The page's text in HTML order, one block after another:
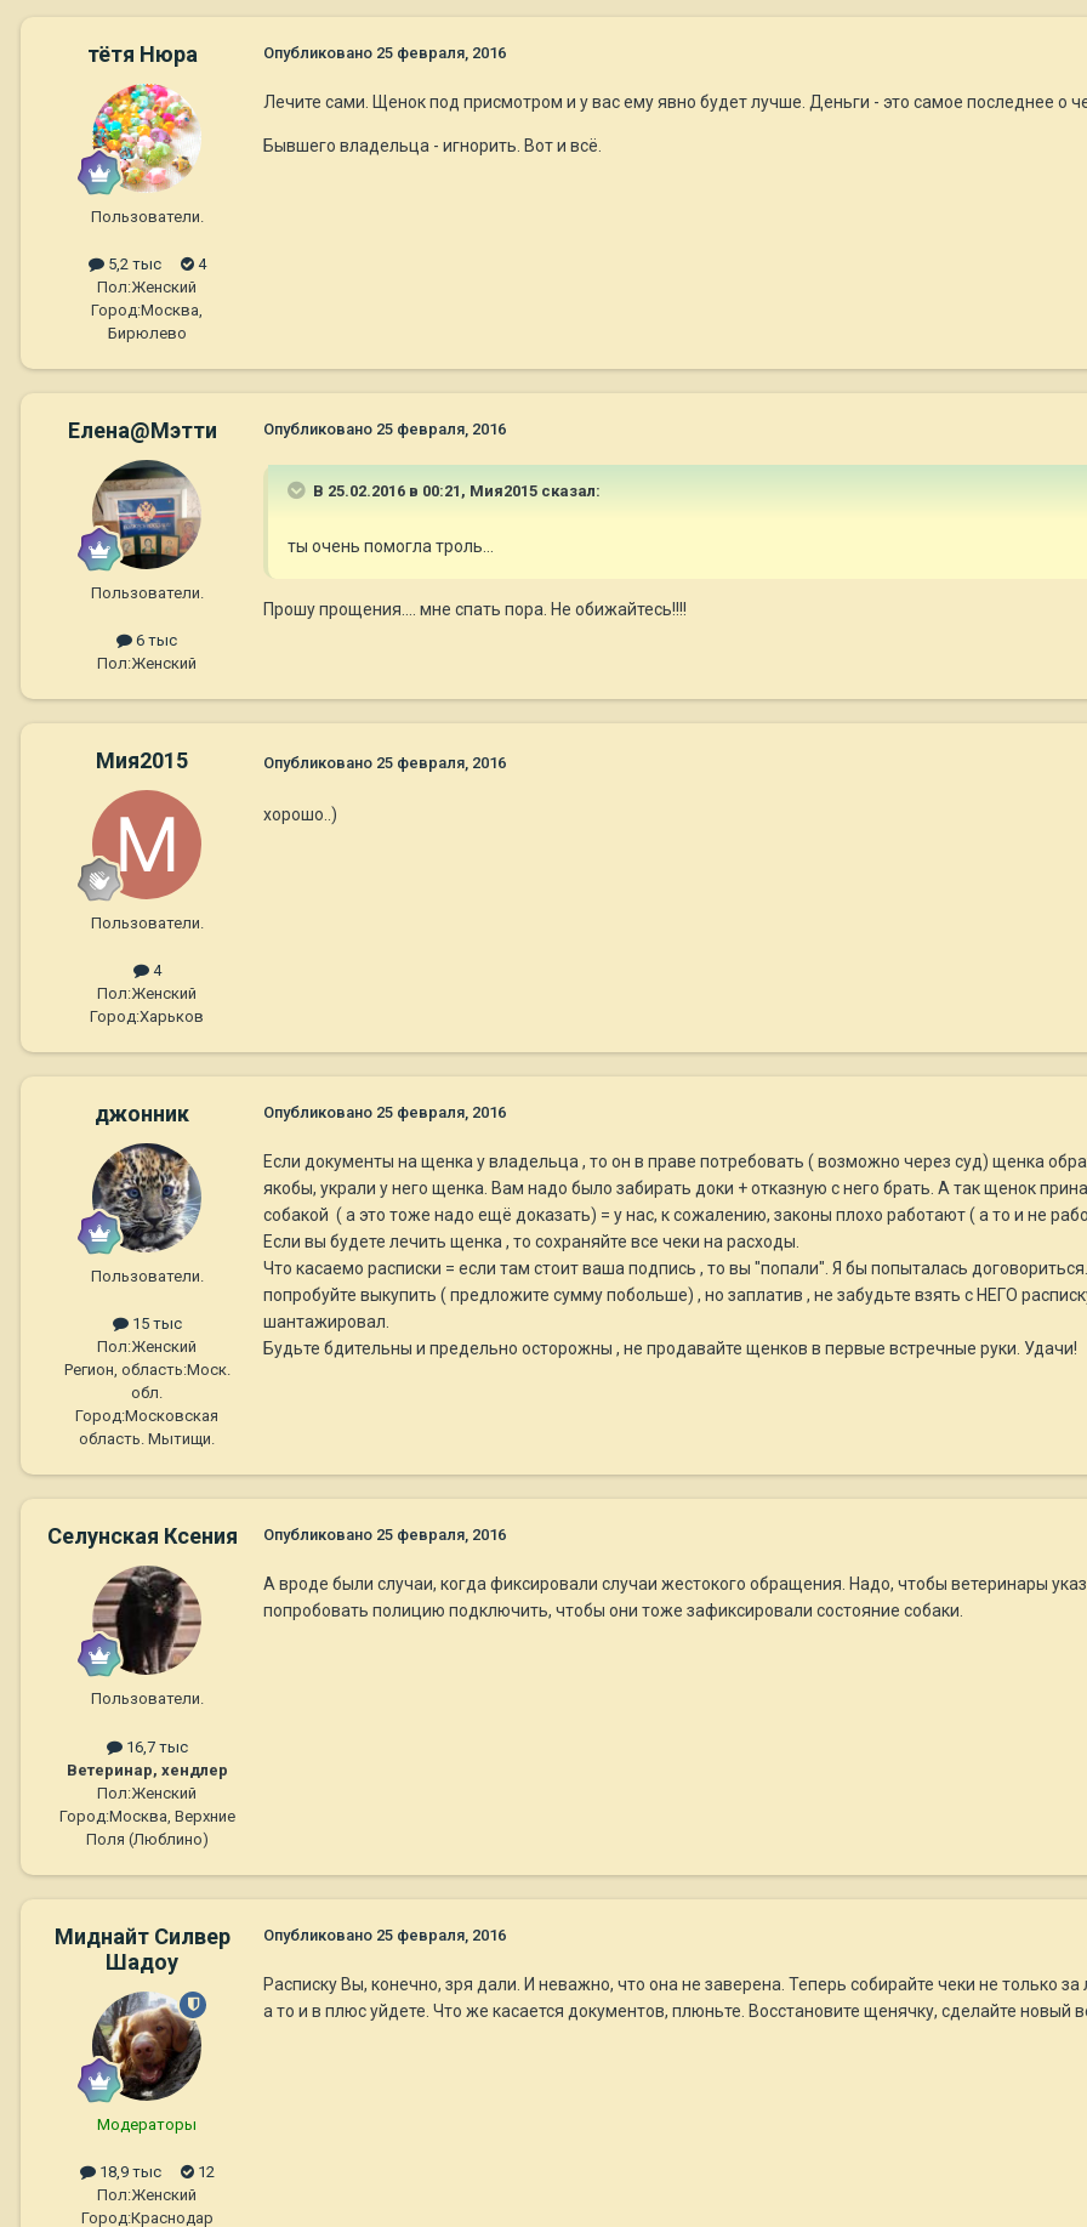
тётя Нюра
Пользователи.
5,2 тыс
4
Пол:Женский
Город:Москва,
Бирюлево
Опубликовано 25 февраля, 2016
Лечите сами. Щенок под присмотром и у вас ему явно будет лучше. Деньги - это самое последнее о
Бывшего владельца - игнорить. Вот и всё.
Елена@Мэтти
Пользователи.
6 тыс
Пол:Женский
Опубликовано 25 февраля, 2016
В 25.02.2016 в 00:21, Мия2015 сказал:
ты очень помогла троль...
Прошу прощения.... мне спать пора. Не обижайтесь!!!!
Мия2015
Пользователи.
4
Пол:Женский
Город:Харьков
Опубликовано 25 февраля, 2016
хорошо..)
джонник
Пользователи.
15 тыс
Пол:Женский
Регион, область:Моск.
обл.
Город:Московская
область. Мытищи.
Опубликовано 25 февраля, 2016
Если документы на щенка у владельца , то он в праве потребовать ( возможно через суд) щенка
якобы, украли у него щенка. Вам надо было забирать доки + отказную с него брать. А так щенок
собакой ( а это тоже надо ещё доказать) = у нас, к сожалению, законы плохо работают ( а то и не
Если вы будете лечить щенка , то сохраняйте все чеки на расходы.
Что касаемо расписки = если там стоит ваша подпись , то вы "попали". Я бы попыталась
попробуйте выкупить ( предложите сумму побольше) , но заплатив , не забудьте взять с НЕГО
шантажировал.
Будьте бдительны и предельно осторожны , не продавайте щенков в первые встречные руки. Удачи!
Селунская Ксения
Пользователи.
16,7 тыс
Ветеринар, хендлер
Пол:Женский
Город:Москва, Верхние
Поля (Люблино)
Опубликовано 25 февраля, 2016
А вроде были случаи, когда фиксировали случаи жестокого обращения. Надо, чтобы ветеринары
попробовать полицию подключить, чтобы они тоже зафиксировали состояние собаки.
Миднайт Силвер
Шадоу
Модераторы
18,9 тыс
12
Пол:Женский
Город:Краснодар
Опубликовано 25 февраля, 2016
Расписку Вы, конечно, зря дали. И неважно, что она не заверена. Теперь собирайте чеки не только
а то и в плюс уйдете. Что же касается документов, плюньте. Восстановите щенячку, сделайте новый